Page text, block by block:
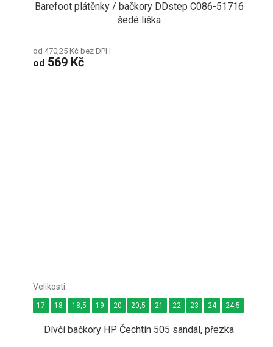
Barefoot plátěnky / bačkory DDstep C086-51716
šedé liška
od 470,25 Kč bez DPH
od 569 Kč
Dívčí bačkory HP Čechtín 505 sandál, přezka
17 18 18,5 19 20 20,5 21 22 23 24 24,5